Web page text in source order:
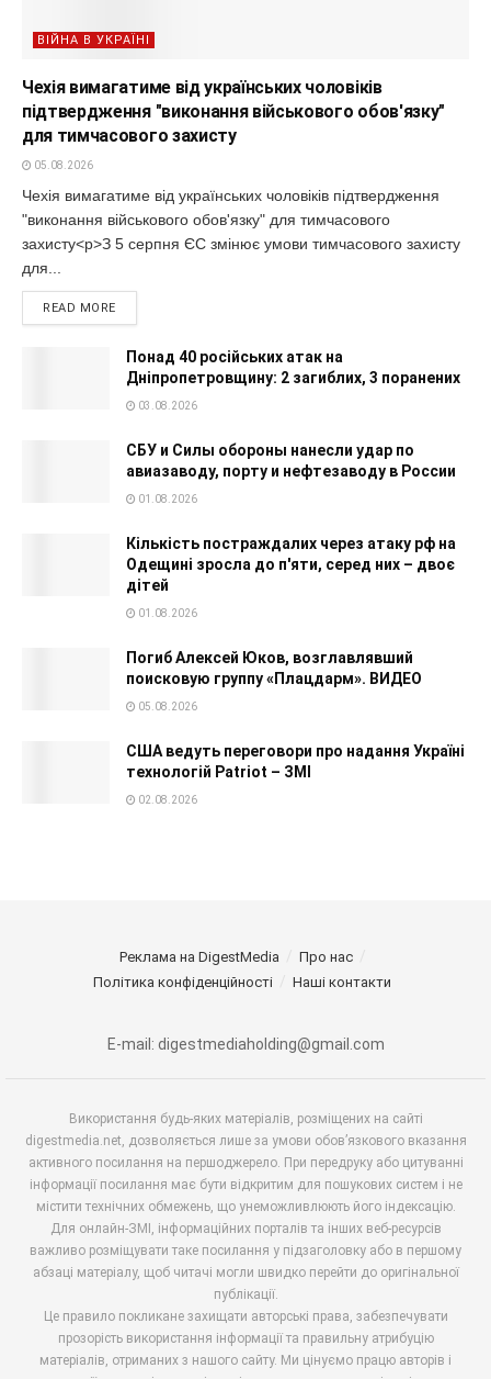
ВІЙНА В УКРАЇНІ
Чехія вимагатиме від українських чоловіків
підтвердження "виконання військового обов'язку"
для тимчасового захисту
05.08.2026
Чехія вимагатиме від українських чоловіків підтвердження
"виконання військового обов'язку" для тимчасового
захисту<p>З 5 серпня ЄС змінює умови тимчасового захисту
для...
READ MORE
Понад 40 російських атак на
Дніпропетровщину: 2 загиблих, 3 поранених
03.08.2026
СБУ и Силы обороны нанесли удар по
авиазаводу, порту и нефтезаводу в России
01.08.2026
Кількість постраждалих через атаку рф на
Одещині зросла до п'яти, серед них – двоє
дітей
01.08.2026
Погиб Алексей Юков, возглавлявший
поисковую группу «Плацдарм». ВИДЕО
05.08.2026
США ведуть переговори про надання Україні
технологій Patriot – ЗМІ
02.08.2026
Реклама на DigestMedia
Про нас
Політика конфіденційності
Наші контакти
E-mail: digestmediaholding@gmail.com
Використання будь-яких матеріалів, розміщених на сайті
digestmedia.net, дозволяється лише за умови обов’язкового вказання
активного посилання на першоджерело. При передруку або цитуванні
інформації посилання має бути відкритим для пошукових систем і не
містити технічних обмежень, що унеможливлюють його індексацію.
Для онлайн-ЗМІ, інформаційних порталів та інших веб-ресурсів
важливо розміщувати таке посилання у підзаголовку або в першому
абзаці матеріалу, щоб читачі могли швидко перейти до оригінальної
публікації.
Це правило покликане захищати авторські права, забезпечувати
прозорість використання інформації та правильну атрибуцію
матеріалів, отриманих з нашого сайту. Ми цінуємо працю авторів і